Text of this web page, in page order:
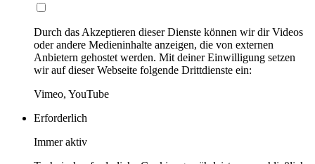
Durch das Akzeptieren dieser Dienste können wir dir Videos
oder andere Medieninhalte anzeigen, die von externen
Anbietern gehostet werden. Mit deiner Einwilligung setzen
wir auf dieser Webseite folgende Drittdienste ein:
Vimeo, YouTube
Erforderlich
Immer aktiv